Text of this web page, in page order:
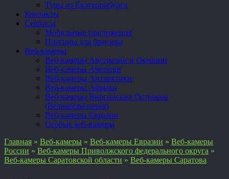
Туры из Екатеринбурга
Контакты
Сервисы
Мобильные приложения
Плагины для браузера
Веб-камеры
Веб-камеры Австралии и Океании
Веб-камеры Америки
Веб-камеры Антарктики
Веб-камеры Африки
Веб-камеры Виргинских Островов
(Великобритания)
Веб-камеры Евразии
Особые веб-камеры
Главная » Веб-камеры » Веб-камеры Евразии » Веб-камеры
России » Веб-камеры Приволжского федерального округа »
Веб-камеры Саратовской области » Веб-камеры Саратова